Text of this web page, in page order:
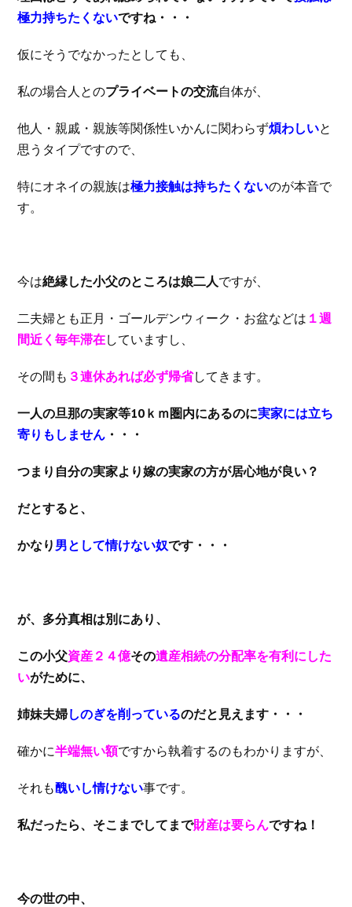
極力持ちたくないですね・・・
仮にそうでなかったとしても、
私の場合人とのプライベートの交流自体が、
他人・親戚・親族等関係性いかんに関わらず煩わしいと
思うタイプですので、
特にオネイの親族は極力接触は持ちたくないのが本音で
す。
今は絶縁した小父のところは娘二人ですが、
二夫婦とも正月・ゴールデンウィーク・お盆などは １週
間近く毎年滞在していますし、
その間も ３連休あれば必ず帰省してきます。
一人の旦那の実家等10ｋｍ圏内にあるのに実家には立ち
寄りもしません ・・・
つまり自分の実家より嫁の実家の方が居心地が良い？
だとすると、
かなり 男として情けない奴です・・・
が、多分真相は別にあり、
この小父資産２４億その遺産相続の分配率を有利にした
いがために、
姉妹夫婦しのぎを削っているのだと見えます・・・
確かに半端無い額ですから執着するのもわかりますが、
それも醜いし情けない事です。
私だったら、そこまでしてまで財産は要らんですね！
今の世の中、